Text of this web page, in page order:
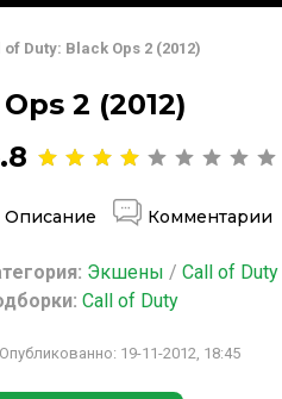
of Duty: Black Ops 2 (2012)
2 (2012)
Описание Комментарии
Экшены /Call of Duty
Call of Duty
Опубликованно: 19-11-2012, 18:45